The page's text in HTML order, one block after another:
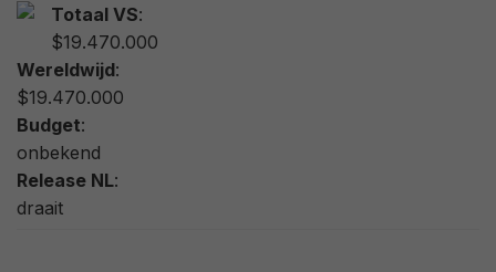
Totaal VS:
$19.470.000
Wereldwijd:
$19.470.000
Budget:
onbekend
Release NL:
draait